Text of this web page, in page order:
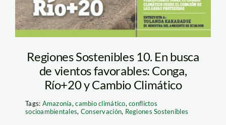
Regiones Sostenibles 10. En busca
de vientos favorables: Conga,
Río+20 y Cambio Climático
Tags: Amazonía,cambio climático,conflictos
socioambientales, Conservación, Regiones Sostenibles